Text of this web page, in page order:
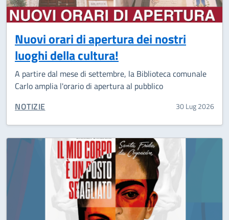
Nuovi orari di apertura dei nostri
luoghi della cultura!
A partire dal mese di settembre, la Biblioteca comunale
Carlo amplia l'orario di apertura al pubblico
CATEGORIA CORRELATA:
NOTIZIE 30 Lug 2026